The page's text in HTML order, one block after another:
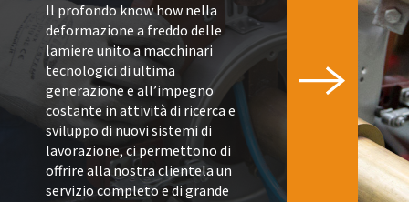
Il profondo know how nella
deformazione a freddo delle
lamiere unito a macchinari
tecnologici di ultima
generazione e all’impegno
costante in attività di ricerca e
sviluppo di nuovi sistemi di
lavorazione, ci permettono di
offrire alla nostra clientela un
servizio completo e di grande